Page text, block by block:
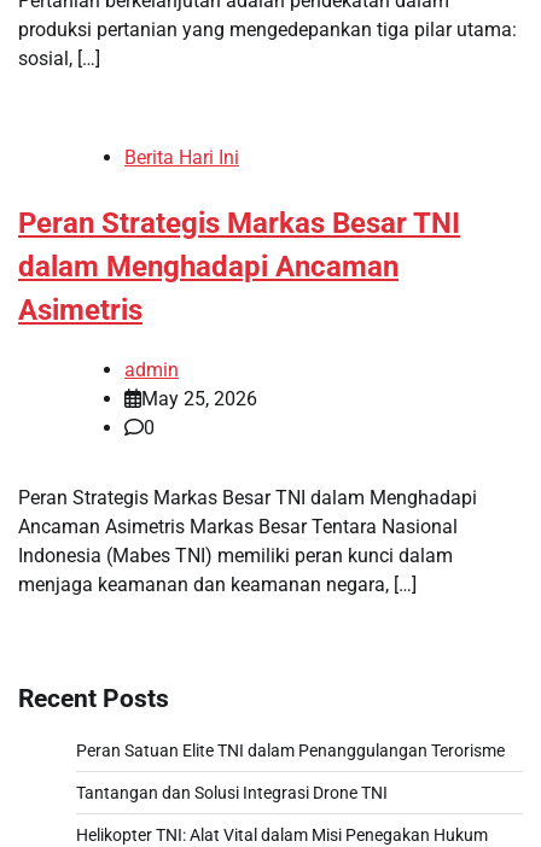
produksi pertanian yang mengedepankan tiga pilar utama:
sosial, […]
Berita Hari Ini
Peran Strategis Markas Besar TNI
dalam Menghadapi Ancaman
Asimetris
admin
May 25, 2026
0
Peran Strategis Markas Besar TNI dalam Menghadapi
Ancaman Asimetris Markas Besar Tentara Nasional
Indonesia (Mabes TNI) memiliki peran kunci dalam
menjaga keamanan dan keamanan negara, […]
Recent Posts
Peran Satuan Elite TNI dalam Penanggulangan Terorisme
Tantangan dan Solusi Integrasi Drone TNI
Helikopter TNI: Alat Vital dalam Misi Penegakan Hukum